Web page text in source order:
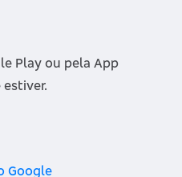
Play ou pela App